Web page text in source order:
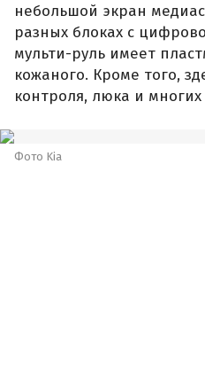
небольшой экран
разных блоках с
мульти-руль имеет
кожаного. Кроме того,
контроля, люка и
Фото Kia